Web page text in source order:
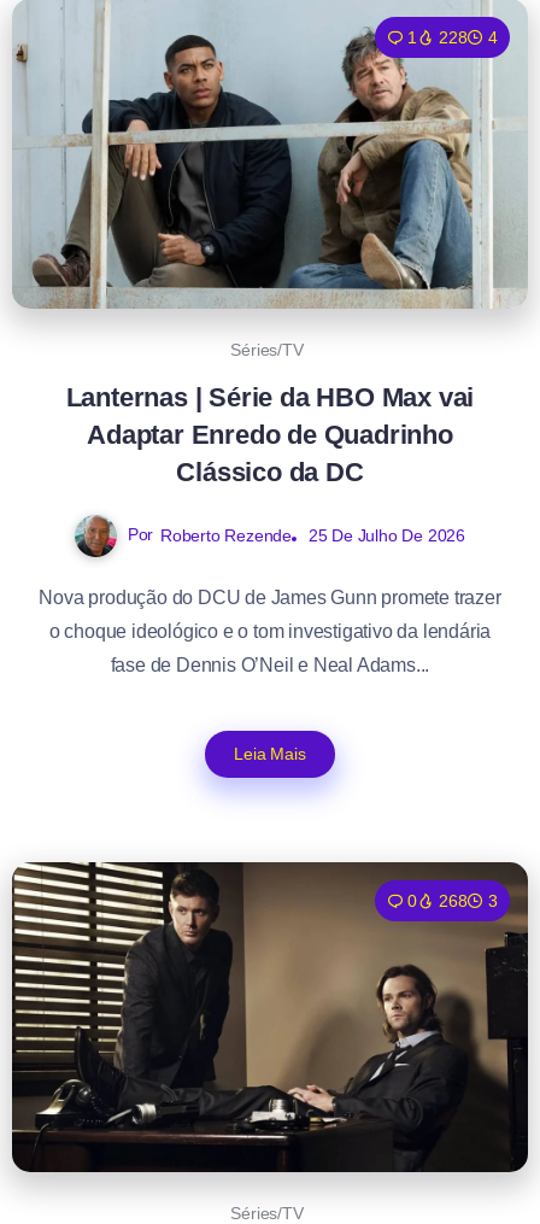
1 228 4
Séries/TV
Lanternas | Série da HBO Max vai
Adaptar Enredo de Quadrinho
Clássico da DC
Por Roberto Rezende 25 De Julho De 2026
Nova produção do DCU de James Gunn promete trazer
o choque ideológico e o tom investigativo da lendária
fase de Dennis O’Neil e Neal Adams...
Leia Mais
0 268 3
Séries/TV